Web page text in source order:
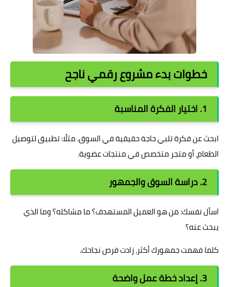
خطوات بدء مشروع رقمي ناجح
1. اختيار الفكرة المناسبة
ابحث عن فكرة تلبي حاجة حقيقية في السوق. مثلًا: تطبيق لتوصيل
الطعام، أو متجر متخصص في منتجات عضوية.
2. دراسة السوق والجمهور
اسأل نفسك: من هو العميل المستهدف؟ ما مشاكله؟ وما الذي
يبحث عنه؟
كلما فهمت جمهورك أكثر، زادت فرص نجاحك.
3. إعداد خطة عمل واضحة